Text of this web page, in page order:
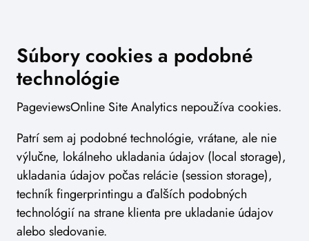
Súbory cookies a podobné
technológie
PageviewsOnline Site Analytics nepoužíva cookies.
Patrí sem aj podobné technológie, vrátane, ale nie
výlučne, lokálneho ukladania údajov (local storage),
ukladania údajov počas relácie (session storage),
techník fingerprintingu a ďalších podobných
technológií na strane klienta pre ukladanie údajov
alebo sledovanie.